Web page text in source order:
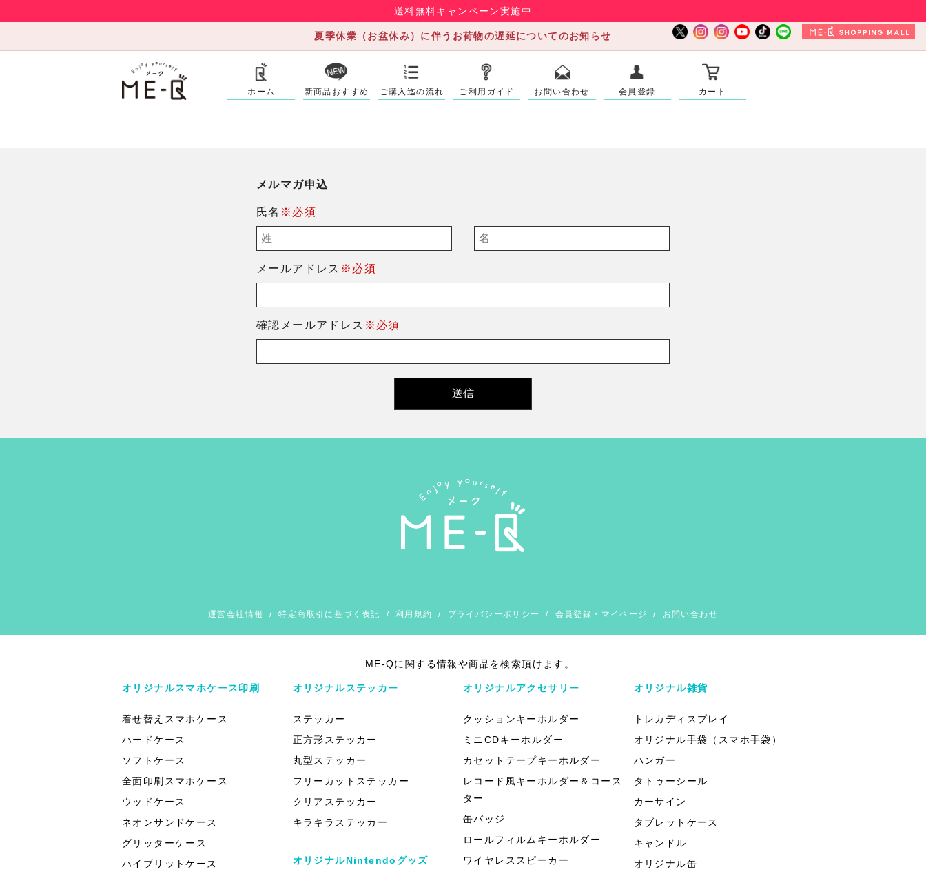
送料無料キャンペーン実施中
夏季休業（お盆休み）に伴うお荷物の遅延についてのお知らせ
ホーム 新商品おすすめ ご購入迄の流れ ご利用ガイド お問い合わせ 会員登録 カート
メルマガ申込
氏名 ※必須
メールアドレス ※必須
確認メールアドレス ※必須
運営会社情報 /特定商取引に基づく表記 / 利用規約 / プライバシーポリシー / 会員登録・マイページ / お問い合わせ
ME-Qに関する情報や商品を検索頂けます。
オリジナルスマホケース印刷
着せ替えスマホケース
ハードケース
ソフトケース
全面印刷スマホケース
ウッドケース
ネオンサンドケース
グリッターケース
ハイブリットケース
オリジナルステッカー
ステッカー
正方形ステッカー
丸型ステッカー
フリーカットステッカー
クリアステッカー
キラキラステッカー
オリジナルNintendoグッズ
オリジナルアクセサリー
クッションキーホルダー
ミニCDキーホルダー
カセットテープキーホルダー
レコード風キーホルダー＆コース
ター
缶バッジ
ロールフィルムキーホルダー
ワイヤレススピーカー
オリジナル雑貨
トレカディスプレイ
オリジナル手袋（スマホ手袋）
ハンガー
タトゥーシール
カーサイン
タブレットケース
キャンドル
オリジナル缶